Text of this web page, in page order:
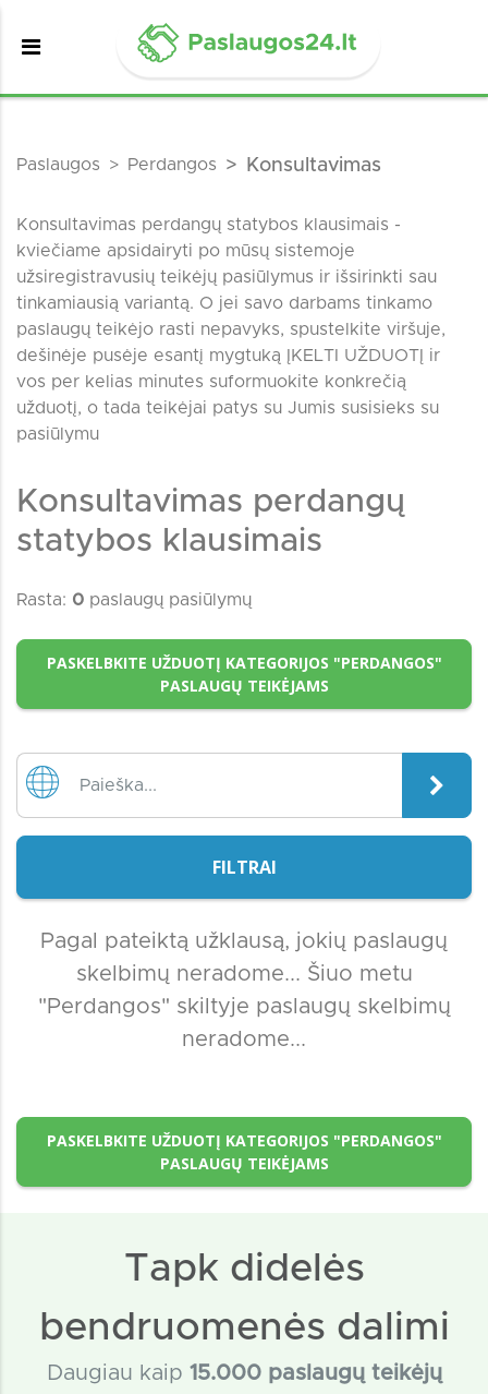
Paslaugos Perdangos Konsultavimas
Konsultavimas perdangų statybos klausimais -
kviečiame apsidairyti po mūsų sistemoje
užsiregistravusių teikėjų pasiūlymus ir išsirinkti sau
tinkamiausią variantą. O jei savo darbams tinkamo
paslaugų teikėjo rasti nepavyks, spustelkite viršuje,
dešinėje pusėje esantį mygtuką ĮKELTI UŽDUOTĮ ir
vos per kelias minutes suformuokite konkrečią
užduotį, o tada teikėjai patys su Jumis susisieks su
pasiūlymu
Konsultavimas perdangų
statybos klausimais
Rasta: 0 paslaugų pasiūlymų
PASKELBKITE UŽDUOTĮ KATEGORIJOS "PERDANGOS"
PASLAUGŲ TEIKĖJAMS
FILTRAI
Pagal pateiktą užklausą, jokių paslaugų
skelbimų neradome... Šiuo metu
"Perdangos" skiltyje paslaugų skelbimų
neradome...
PASKELBKITE UŽDUOTĮ KATEGORIJOS "PERDANGOS"
PASLAUGŲ TEIKĖJAMS
Tapk didelės
bendruomenės dalimi
Daugiau kaip 15.000 paslaugų teikėjų